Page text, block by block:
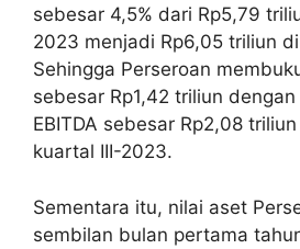
sebesar 4,5% dari Rp5,79
2023 menjadi Rp6,05 triliun
Sehingga Perseroan
sebesar Rp1,42 triliun
EBITDA sebesar Rp2,08
kuartal III-2023.
Sementara itu, nilai aset
sembilan bulan pertama